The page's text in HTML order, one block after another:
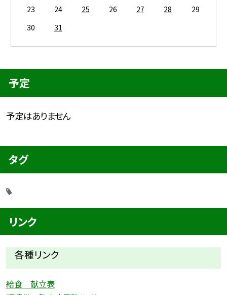
23
24 25 26 27 28
29
30
31
予定
予定はありません
タグ
リンク
各種リンク
給食 献立表